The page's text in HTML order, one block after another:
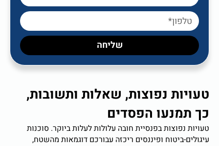
שליחה
טעויות נפוצות, שאלות ותשובות,
כך תמנעו הפסדים
טעויות נפוצות בפנסיית חובה עלולות לעלות ביוקר. סוכנות
עיגולים-ביטוח ופיננסים ריכזה עבורכם דוגמאות מהשטח,